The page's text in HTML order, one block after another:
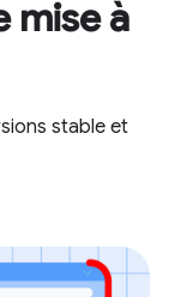
mise à
stable et